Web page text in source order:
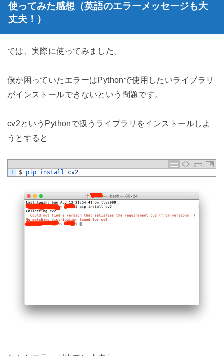
使ってみた感想（英語のエラーメッセージも大
丈夫！）
では、実際に使ってみました。
僕が困っていたエラーはPythonで使用したいライブラリ
がインストールできないという問題です。
cv2というPythonで扱うライブラリをインストールしよ
うとすると
1 $ pip install cv2